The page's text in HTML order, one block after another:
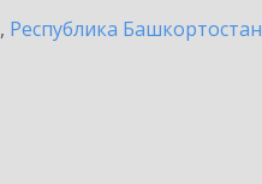
, Республика Башкортостан